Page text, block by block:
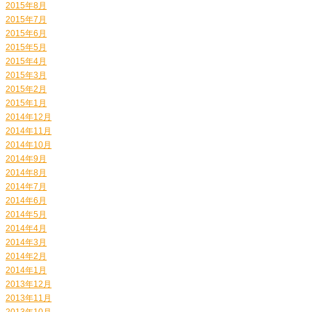
2015年8月
2015年7月
2015年6月
2015年5月
2015年4月
2015年3月
2015年2月
2015年1月
2014年12月
2014年11月
2014年10月
2014年9月
2014年8月
2014年7月
2014年6月
2014年5月
2014年4月
2014年3月
2014年2月
2014年1月
2013年12月
2013年11月